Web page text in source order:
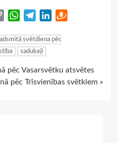
Copy
WhatsApp
TelegramLinkedIn
svētdiena pēc
saduķeji
pēc Vasarsvētku atsvētes
pēc Trīsvienības svētkiem »